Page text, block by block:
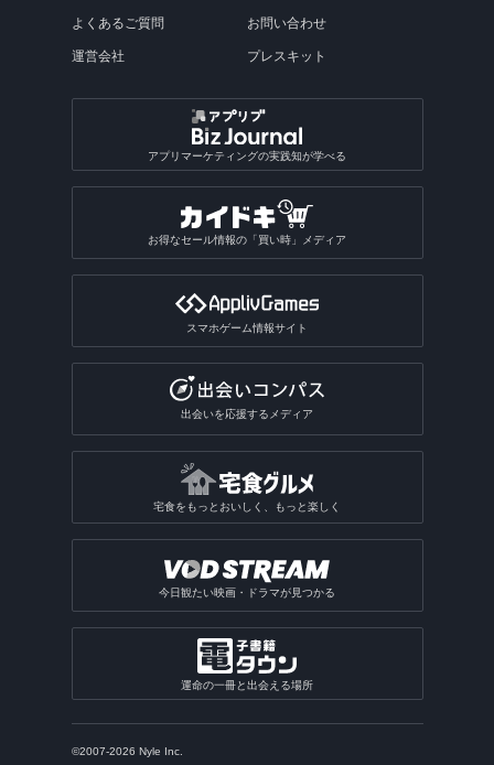
よくあるご質問
運営会社
お問い合わせ
プレスキット
アプリマーケティングの実践知が学べる
お得なセール情報の「買い時」メディア
スマホゲーム情報サイト
出会いを応援するメディア
宅食をもっとおいしく、もっと楽しく
今日観たい映画・ドラマが見つかる
運命の一冊と出会える場所
©2007-2026 Nyle Inc.